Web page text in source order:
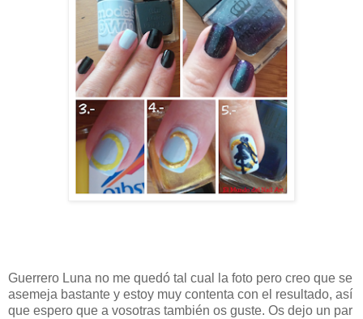
Guerrero Luna no me quedó tal cual la foto pero creo que se
asemeja bastante y estoy muy contenta con el resultado, así
que espero que a vosotras también os guste. Os dejo un par